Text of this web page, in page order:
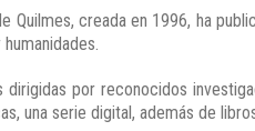
Cuadernos universitarios
Derechos humanos
Ediciones especiales
Géneros
Quilmes, creada en 1996, ha
por reconocidos
una serie digital, además de